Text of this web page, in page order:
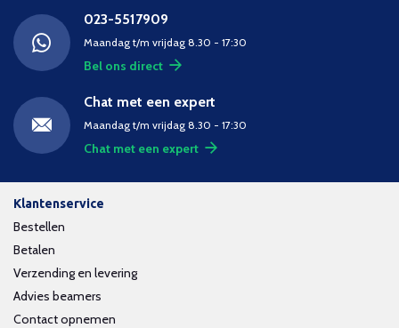
023-5517909
Maandag t/m vrijdag 8.30 - 17:30
Bel ons direct
Chat met een expert
Maandag t/m vrijdag 8.30 - 17:30
Chat met een expert
Klantenservice
Bestellen
Betalen
Verzending en levering
Advies beamers
Contact opnemen